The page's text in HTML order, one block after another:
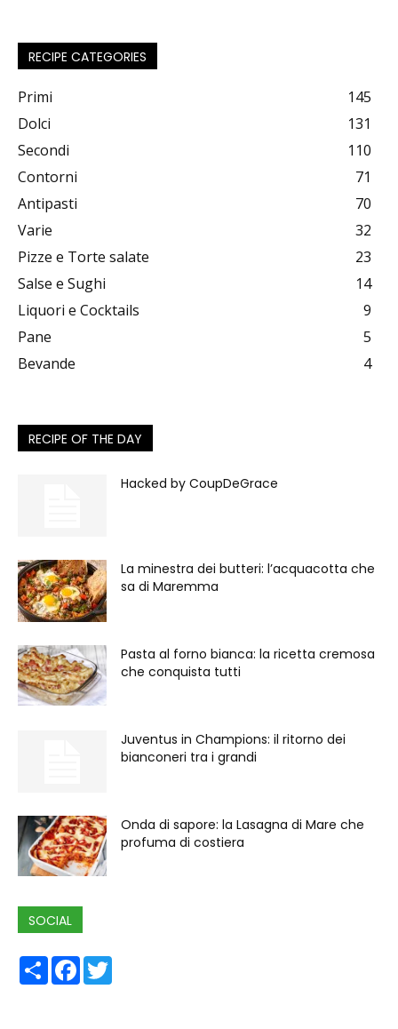
RECIPE CATEGORIES
Primi
145
Dolci
131
Secondi
110
Contorni
71
Antipasti
70
Varie
32
Pizze e Torte salate
23
Salse e Sughi
14
Liquori e Cocktails
9
Pane
5
Bevande
4
RECIPE OF THE DAY
Hacked by CoupDeGrace
La minestra dei butteri: l’acquacotta che
sa di Maremma
Pasta al forno bianca: la ricetta cremosa
che conquista tutti
Juventus in Champions: il ritorno dei
bianconeri tra i grandi
Onda di sapore: la Lasagna di Mare che
profuma di costiera
SOCIAL
ShareFacebook